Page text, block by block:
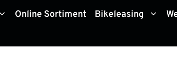
Online Sortiment Bikeleasing